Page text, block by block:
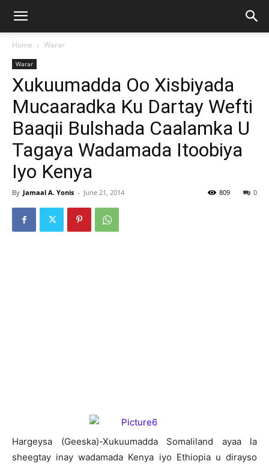
Home Warar
Warar
Xukuumadda Oo Xisbiyada
Mucaaradka Ku Dartay Wefti
Baaqii Bulshada Caalamka U
Tagaya Wadamada Itoobiya
Iyo Kenya
By Jamaal A. Yonis - June 21, 2014 0
809
Hargeysa (Geeska)-Xukuumadda Somaliland ayaa la
sheegtay inay wadamada Kenya iyo Ethiopia u dirayso